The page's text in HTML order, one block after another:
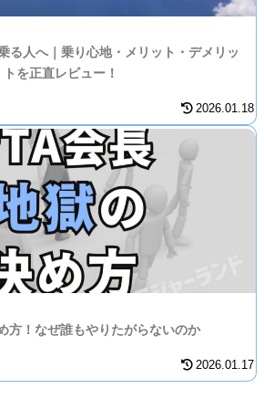
る人へ｜乗り心地・メリット・デメリッ
トを正直レビュー！
2026.01.18
方！なぜ誰もやりたがらないのか
2026.01.17